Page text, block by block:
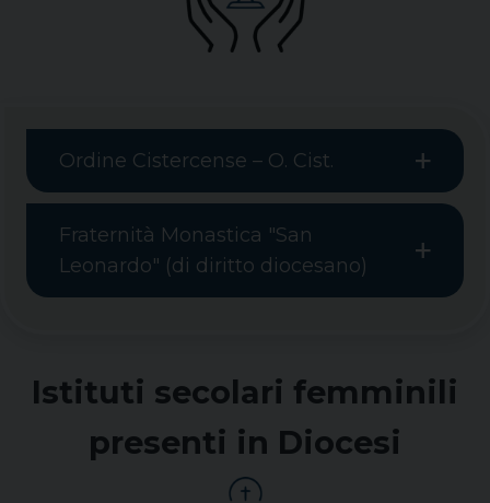
Ordine Cistercense – O. Cist.
Fraternità Monastica "San
Leonardo" (di diritto diocesano)
Istituti secolari femminili
presenti in Diocesi